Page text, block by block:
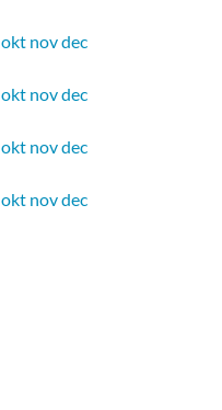
okt novdec
okt novdec
okt novdec
okt novdec